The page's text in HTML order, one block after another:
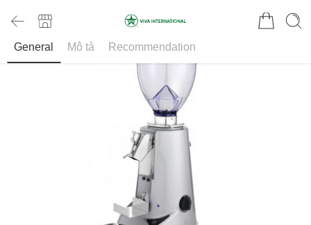
General Mô tả Recommendation